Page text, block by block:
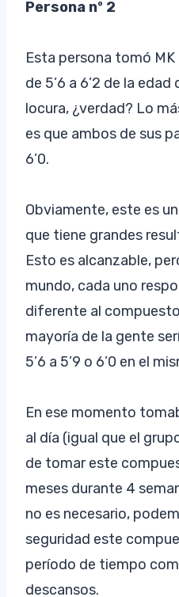
Persona nº 2
Esta persona tomó
de 5’6 a 6’2 de la edad
locura, ¿verdad? Lo
es que ambos de sus
6’0.
Obviamente, este es
que tiene grandes
Esto es alcanzable,
mundo, cada uno
diferente al
mayoría de la gente
5’6 a 5’9 o 6’0 en el
En ese momento
al día (igual que el
de tomar este
meses durante 4
no es necesario,
seguridad este
período de tiempo
descansos.